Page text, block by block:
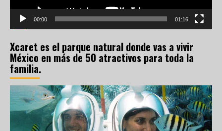
00:00 01:16
Xcaret es el parque natural donde vas a vivir
México en más de 50 atractivos para toda la
familia.